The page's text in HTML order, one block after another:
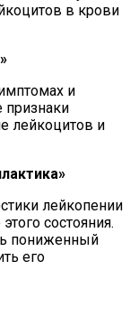
в крови
и
признаки
лейкоцитов и
лейкопении
состояния.
пониженный
его